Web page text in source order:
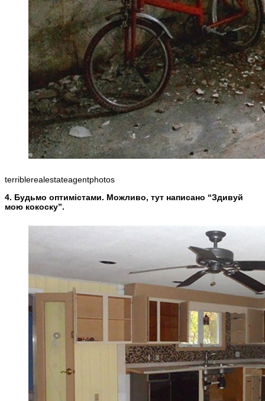
terriblerealestateagentphotos
4. Будьмо оптимістами. Можливо, тут написано “Здивуй
мою кокоску”.